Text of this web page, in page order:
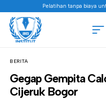
Pelatihan tanpa biaya
BERITA
Gegap Gempita
Cijeruk Bogor